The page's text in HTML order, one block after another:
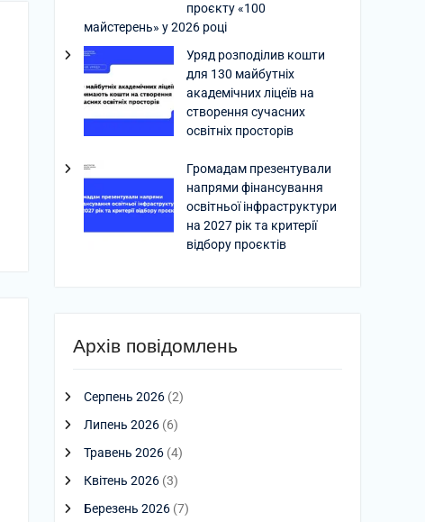
проєкту «100
майстерень» у 2026 році
Уряд розподілив кошти
для 130 майбутніх
академічних ліцеїв на
створення сучасних
освітніх просторів
Громадам презентували
напрями фінансування
освітньої інфраструктури
на 2027 рік та критерії
відбору проєктів
Архів повідомлень
Серпень 2026 (2)
Липень 2026 (6)
Травень 2026 (4)
Квітень 2026 (3)
Березень 2026 (7)